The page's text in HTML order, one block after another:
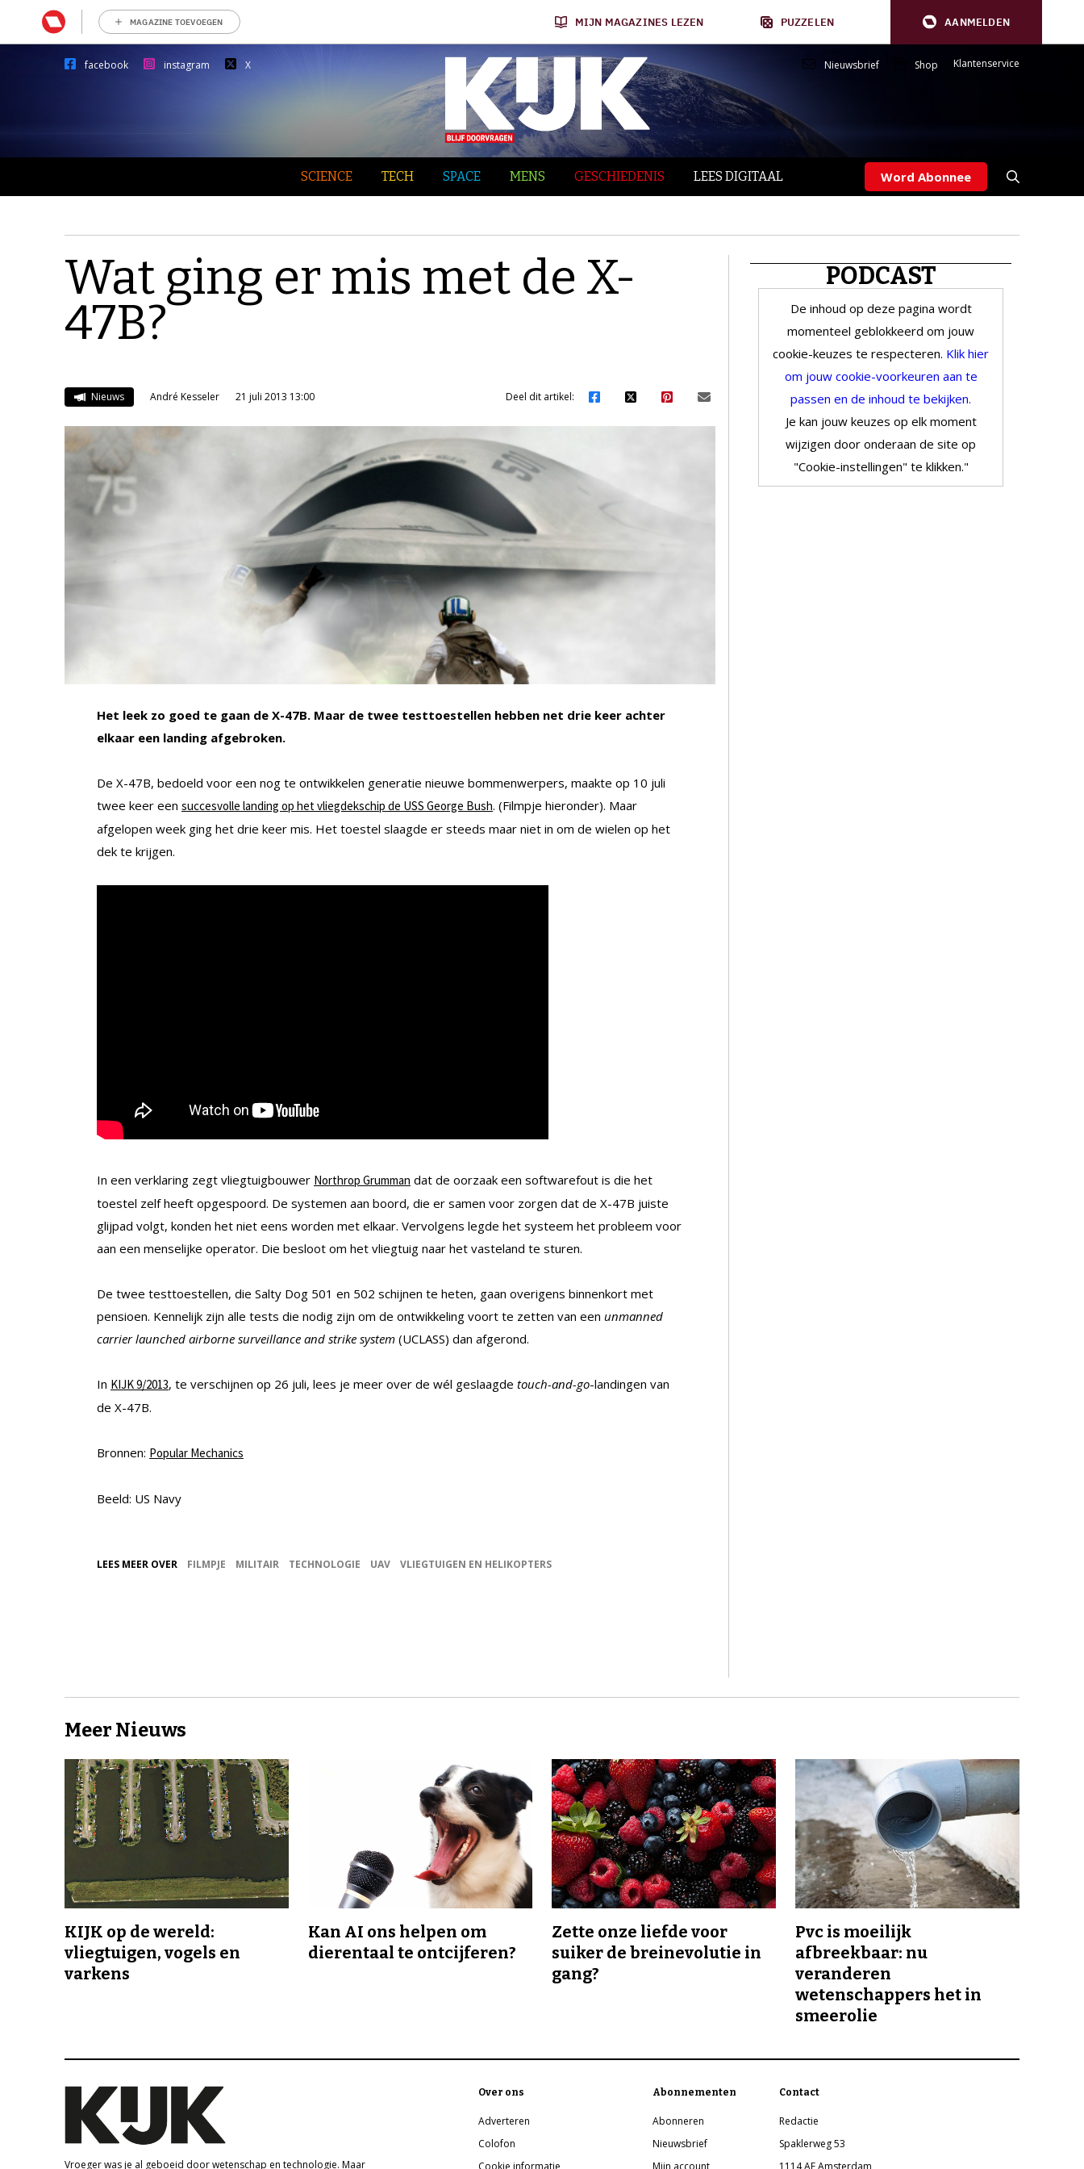
MAGAZINE TOEVOEGEN MIJN MAGAZINES LEZEN PUZZELEN AANMELDEN
facebook instagram X Nieuwsbrief Shop Klantenservice
SCIENCE TECH SPACE MENS GESCHIEDENIS LEES DIGITAAL Word Abonnee
Wat ging er mis met de X-
47B?
Nieuws André Kesseler 21 juli 2013 13:00 Deel dit artikel:
Het leek zo goed te gaan de X-47B. Maar de twee testtoestellen hebben net drie keer achter
elkaar een landing afgebroken.
De X-47B, bedoeld voor een nog te ontwikkelen generatie nieuwe bommenwerpers, maakte op 10 juli
twee keer een succesvolle landing op het vliegdekschip de USS George Bush. (Filmpje hieronder). Maar
afgelopen week ging het drie keer mis. Het toestel slaagde er steeds maar niet in om de wielen op het
dek te krijgen.
In een verklaring zegt vliegtuigbouwer Northrop Grumman dat de oorzaak een softwarefout is die het
toestel zelf heeft opgespoord. De systemen aan boord, die er samen voor zorgen dat de X-47B juiste
glijpad volgt, konden het niet eens worden met elkaar. Vervolgens legde het systeem het probleem voor
aan een menselijke operator. Die besloot om het vliegtuig naar het vasteland te sturen.
De twee testtoestellen, die Salty Dog 501 en 502 schijnen te heten, gaan overigens binnenkort met
pensioen. Kennelijk zijn alle tests die nodig zijn om de ontwikkeling voort te zetten van een unmanned
carrier launched airborne surveillance and strike system (UCLASS) dan afgerond.
In KIJK 9/2013, te verschijnen op 26 juli, lees je meer over de wél geslaagde touch-and-go-landingen van
de X-47B.
Bronnen: Popular Mechanics
Beeld: US Navy
LEES MEER OVER FILMPJE MILITAIR TECHNOLOGIE UAV VLIEGTUIGEN EN HELIKOPTERS
PODCAST
De inhoud op deze pagina wordt
momenteel geblokkeerd om jouw
cookie-keuzes te respecteren. Klik hier
om jouw cookie-voorkeuren aan te
passen en de inhoud te bekijken.
Je kan jouw keuzes op elk moment
wijzigen door onderaan de site op
"Cookie-instellingen" te klikken."
Meer Nieuws
KIJK op de wereld:
vliegtuigen, vogels en
varkens
Kan AI ons helpen om
dierentaal te ontcijferen?
Zette onze liefde voor
suiker de breinevolutie in
gang?
Pvc is moeilijk
afbreekbaar: nu
veranderen
wetenschappers het in
smeerolie
Vroeger was je al geboeid door wetenschap en technologie. Maar
Over ons
Adverteren
Colofon
Abonnementen
Abonneren
Nieuwsbrief
Contact
Redactie
Spaklerweg 53